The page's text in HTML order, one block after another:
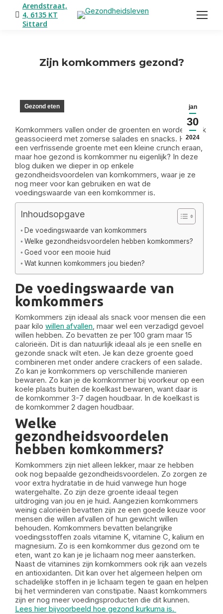
Arendstraat,
4, 6135 KT
Sittard
Zijn komkommers gezond?
jan
30
2024
Gezond eten
Komkommers vallen onder de groenten en worden vaak
geassocieerd met zomerse salades en snacks. Het is
een verfrissende groente met een kleine crunch eraan,
maar hoe gezond is komkommer nu eigenlijk? In deze
blog duiken we dieper in op enkele
gezondheidsvoordelen van komkommers, waar je ze
nog meer voor kan gebruiken en wat de
voedingswaarde van een komkommer is.
Inhoudsopgave
De voedingswaarde van komkommers
Welke gezondheidsvoordelen hebben komkommers?
Goed voor een mooie huid
Wat kunnen komkommers jou bieden?
De voedingswaarde van
komkommers
Komkommers zijn ideaal als snack voor mensen die een
paar kilo willen afvallen, maar wel een verzadigd gevoel
willen hebben. Zo bevatten ze per 100 gram maar 15
calorieën. Dit is dan natuurlijk ideaal als je een snelle en
gezonde snack wilt eten. Je kan deze groente goed
combineren met onder andere crackers of een salade.
Zo kan je komkommers op verschillende manieren
bewaren. Zo kan je de komkommer bij voorkeur op een
koele plaats buiten de koelkast bewaren, want daar is
de komkommer 3-7 dagen houdbaar. In de koelkast is
de komkommer 2 dagen houdbaar.
Welke
gezondheidsvoordelen
hebben komkommers?
Komkommers zijn niet alleen lekker, maar ze hebben
ook nog bepaalde gezondheidsvoordelen. Zo zorgen ze
voor extra hydratatie in de huid vanwege hun hoge
watergehalte. Zo zijn deze groente ideaal tegen
uitdroging van jou en je huid. Aangezien komkommers
weinig calorieën bevatten zijn ze een goede keuze voor
mensen die willen afvallen of hun gewicht willen
behouden. Komkommers bevatten belangrijke
voedingsstoffen zoals vitamine K, vitamine C, kalium en
magnesium. Zo is een komkommer dus gezond om te
eten, want zo kan je je lichaam nog meer aansterken.
Naast de vitamines zijn komkommers ook rijk aan vezels
en antioxidanten. Dit kan over het algemeen helpen om
schadelijke stoffen in je lichaam tegen te gaan en helpen
bij het verminderen van constipatie. Naast komkommers
zijn er nog meer voedingsproducten die dit kunnen.
Lees hier bijvoorbeeld hoe gezond kurkuma is.